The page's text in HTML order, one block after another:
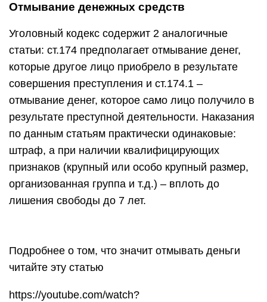
Отмывание денежных средств
Уголовный кодекс содержит 2 аналогичные
статьи: ст.174 предполагает отмывание денег,
которые другое лицо приобрело в результате
совершения преступления и ст.174.1 –
отмывание денег, которое само лицо получило в
результате преступной деятельности. Наказания
по данным статьям практически одинаковые:
штраф, а при наличии квалифицирующих
признаков (крупный или особо крупный размер,
организованная группа и т.д.) – вплоть до
лишения свободы до 7 лет.
Подробнее о том, что значит отмывать деньги
читайте эту статью
https://youtube.com/watch?